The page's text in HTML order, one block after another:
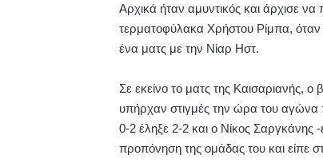
Αρχικά ήταν αμυντικός και άρχισε
τερματοφύλακα Χρήστου Ρίμπα,
ένα ματς με την Νίαρ Ηστ.
Σε εκείνο το ματς της Καισαριανής,
υπήρχαν στιγμές την ώρα του αγώνα
0-2 έληξε 2-2 και ο Νίκος
προπόνηση της ομάδας του και είπε